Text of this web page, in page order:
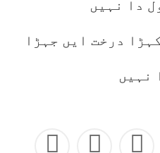
دا نہیں
درخت ایں جہڑا
نہیں